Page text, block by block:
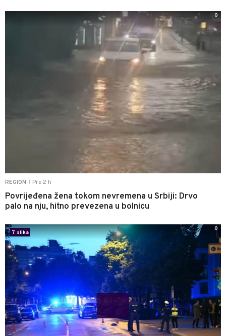
REGION Pre 2 h
Povrijeđena žena tokom nevremena u Srbiji: Drvo
palo na nju, hitno prevezena u bolnicu
0
7 slika
0